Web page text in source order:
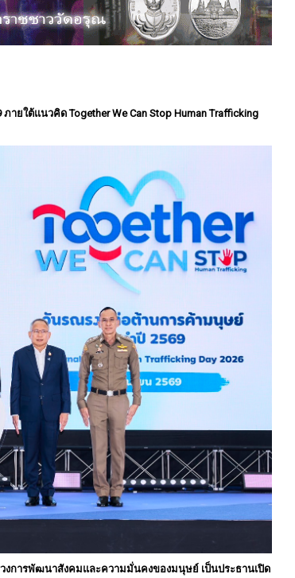
ใต้แนวคิด Together We Can Stop Human Trafficking
งการพัฒนาสังคมและความมั่นคงของมนุษย์ เป็นประธานเปิด